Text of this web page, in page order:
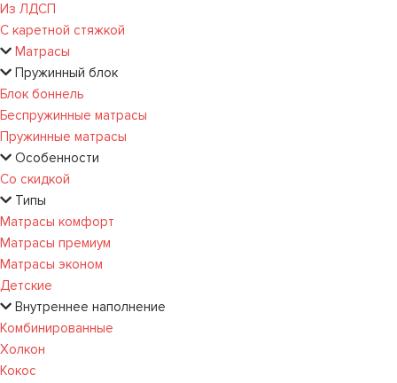
Из ЛДСП
С каретной стяжкой
Матрасы
Пружинный блок
Блок боннель
Беспружинные матрасы
Пружинные матрасы
Особенности
Со скидкой
Типы
Матрасы комфорт
Матрасы премиум
Матрасы эконом
Детские
Внутреннее наполнение
Комбинированные
Холкон
Кокос